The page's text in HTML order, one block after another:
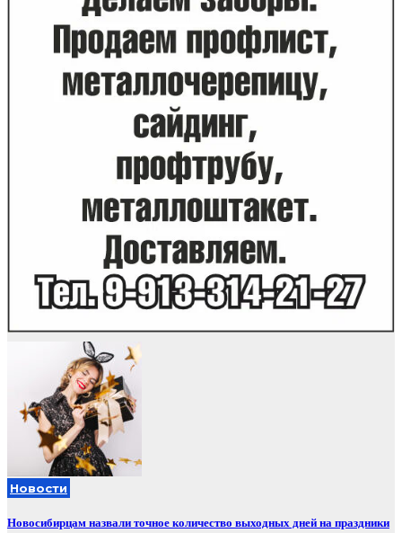
Новости
Новосибирцам назвали точное количество выходных дней на праздники